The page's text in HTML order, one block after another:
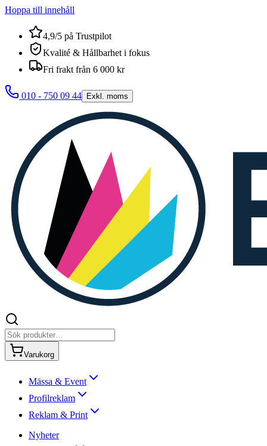
Hoppa till innehåll
4,9/5 på Trustpilot
Kvalité & Hållbarhet i fokus
Fri frakt från 6 000 kr
010 - 750 09 44 Exkl. moms
Varukorg
Mässa & Event
Profilreklam
Reklam & Print
Nyheter